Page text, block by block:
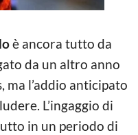
è ancora tutto da
da un altro anno
l’addio anticipato
L’ingaggio di
in un periodo di